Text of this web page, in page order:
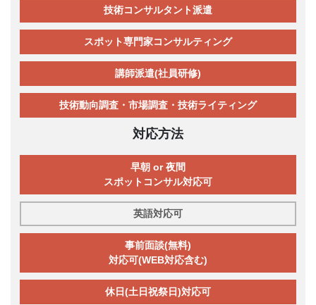
技術コンサルタント派遣
スポット専門家コンサルティング
講師派遣(社員研修)
技術動向調査・市場調査・技術ライティング
対応方法
早朝 or 夜間
スポットコンサル対応可
英語対応可
事前面談(無料)
対応可(WEB対応含む)
休日(土日祝祭日)対応可